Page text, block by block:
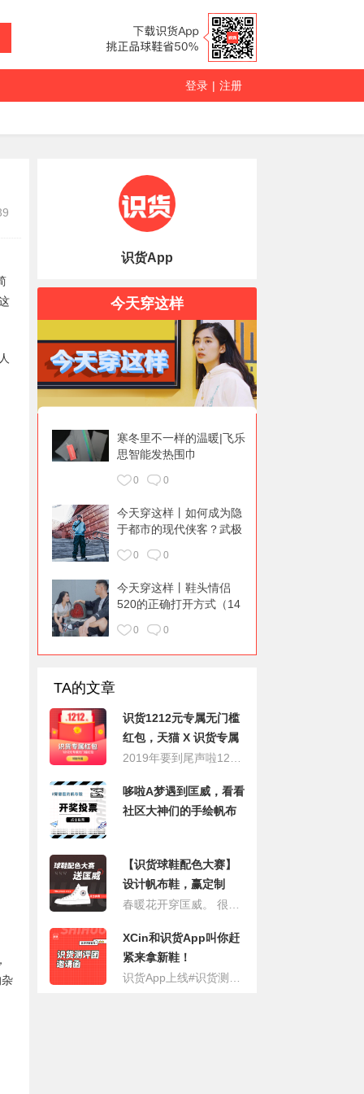
登录 | 注册
识货App
今天穿这样
寒冬里不一样的温暖|飞乐
思智能发热围巾
0 0
今天穿这样丨如何成为隐
于都市的现代侠客？武极
0 0
​今天穿这样丨鞋头情侣
520的正确打开方式（14
0 0
TA的文章
识货1212元专属无门槛
红包，天猫 X 识货专属
红包限量领取！
哆啦A梦遇到匡威，看看
社区大神们的手绘帆布
【识货球鞋配色大赛】
设计帆布鞋，赢定制
1970S
XCin和识货App叫你赶
紧来拿新鞋！